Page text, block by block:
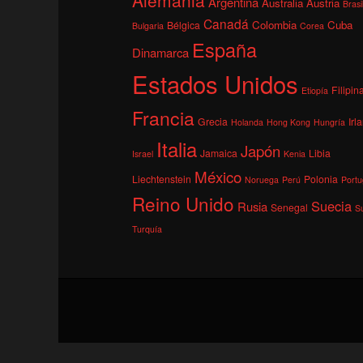
Brasil
Bulgaria Bélgica Canadá Colombia Corea Cuba
Dinamarca España
Estados Unidos Etiopía
Francia Grecia Holanda Hong Kong Hungría
Israel Italia Jamaica Japón Kenia Libia
Liechtenstein México Noruega Perú Polonia
Reino Unido Rusia Senegal Suecia
Turquía